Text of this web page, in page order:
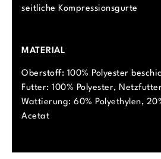
seitliche Kompressionsgurte
MATERIAL
Oberstoff: 100% Polyester
Futter: 100% Polyester,
Wattierung: 60% Polyethylen,
Acetat